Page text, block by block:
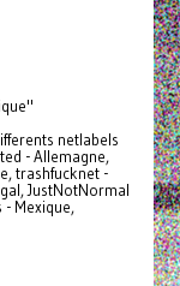
netlabels
- Allemagne,
trashfucknet -
JustNotNormal
- Mexique,